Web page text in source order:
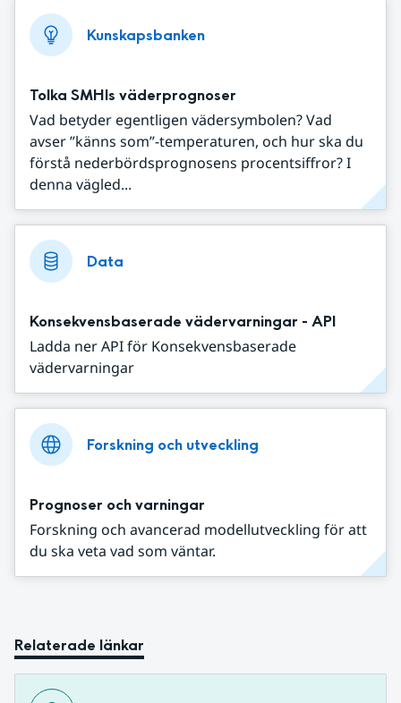
Kunskapsbanken
Tolka SMHIs väderprognoser
Vad betyder egentligen vädersymbolen? Vad
avser ”känns som”-temperaturen, och hur ska du
förstå nederbördsprognosens procentsiffror? I
denna vägled...
Data
Konsekvensbaserade vädervarningar - API
Ladda ner API för Konsekvensbaserade
vädervarningar
Forskning och utveckling
Prognoser och varningar
Forskning och avancerad modellutveckling för att
du ska veta vad som väntar.
Relaterade länkar